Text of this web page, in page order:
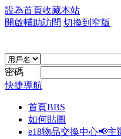
設為首頁收藏本站
開啟輔助訪問 切換到窄版
密碼
快捷導航
首頁BBS
如何貼圖
e18物品交換中心📢主